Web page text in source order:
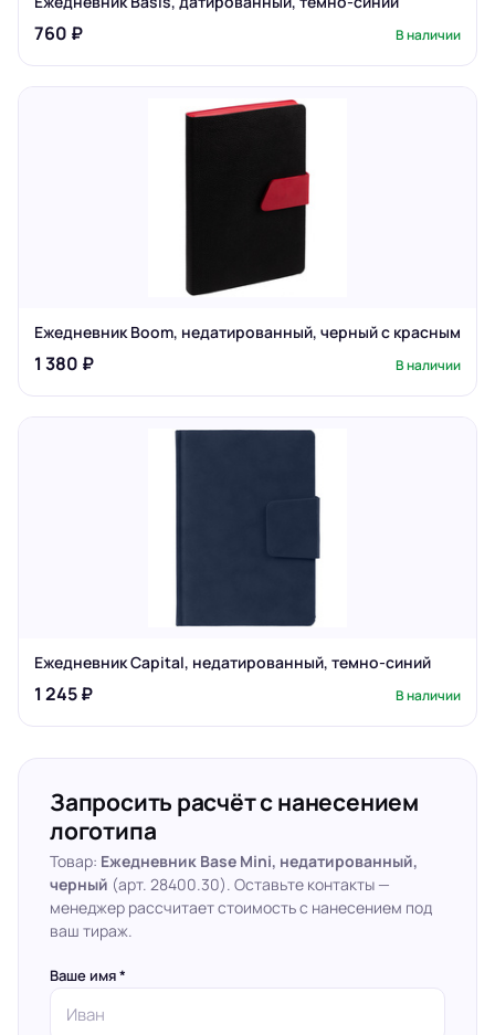
760 ₽ В наличии
Ежедневник Boom, недатированный, черный с красным
1 380 ₽ В наличии
Ежедневник Capital, недатированный, темно-синий
1 245 ₽ В наличии
Запросить расчёт с нанесением
логотипа
Товар: Ежедневник Base Mini, недатированный,
черный (арт. 28400.30). Оставьте контакты —
менеджер рассчитает стоимость с нанесением под
ваш тираж.
Ваше имя *